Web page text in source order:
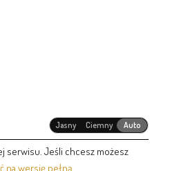
Jasny Ciemny Auto
serwisu. Jeśli chcesz możesz
na wersję pełną